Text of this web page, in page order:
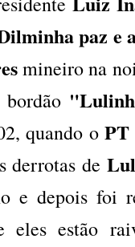
paz e
mineiro na
quando o PT
derrotas de
e depois foi
estão